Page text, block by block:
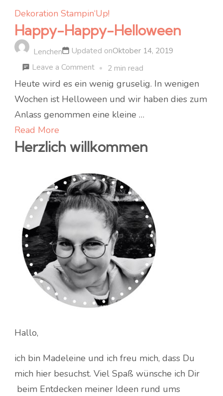
Dekoration Stampin‘Up!
Happy-Happy-Helloween
Lenchen Updated onOktober 14, 2019
Leave a Commenton
Happy-
Happy-
Helloween
2 min read
Heute wird es ein wenig gruselig. In wenigen
Wochen ist Helloween und wir haben dies zum
Anlass genommen eine kleine …
Read More
Herzlich willkommen
Hallo,
ich bin Madeleine und ich freu mich, dass Du
mich hier besuchst. Viel Spaß wünsche ich Dir
beim Entdecken meiner Ideen rund ums